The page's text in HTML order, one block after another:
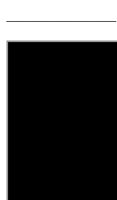
————————–